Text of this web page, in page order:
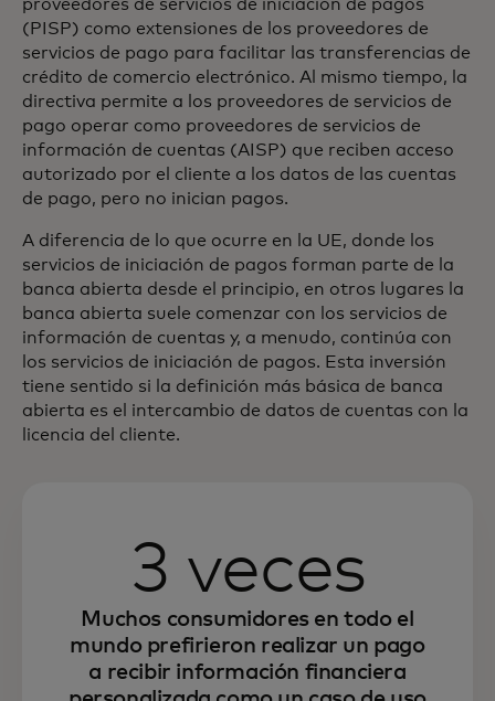
proveedores de servicios de iniciación de pagos
(PISP) como extensiones de los proveedores de
servicios de pago para facilitar las transferencias de
crédito de comercio electrónico. Al mismo tiempo, la
directiva permite a los proveedores de servicios de
pago operar como proveedores de servicios de
información de cuentas (AISP) que reciben acceso
autorizado por el cliente a los datos de las cuentas
de pago, pero no inician pagos.
A diferencia de lo que ocurre en la UE, donde los
servicios de iniciación de pagos forman parte de la
banca abierta desde el principio, en otros lugares la
banca abierta suele comenzar con los servicios de
información de cuentas y, a menudo, continúa con
los servicios de iniciación de pagos. Esta inversión
tiene sentido si la definición más básica de banca
abierta es el intercambio de datos de cuentas con la
licencia del cliente.
3 veces
Muchos consumidores en todo el
mundo prefirieron realizar un pago
a recibir información financiera